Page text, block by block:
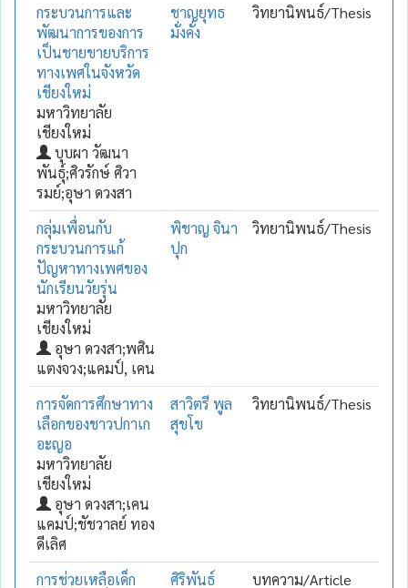
กระบวนการและ
พัฒนาการของการ
เป็นชายขายบริการ
ทางเพศในจังหวัด
เชียงใหม่
มหาวิทยาลัย
เชียงใหม่
บุบผา วัฒนา
พันธุ์;ศิวรักษ์ ศิวา
รมย์;อุษา ดวงสา
ชาญยุทธ
มั่งคั่ง
วิทยานิพนธ์/Thesis
กลุ่มเพื่อนกับ
กระบวนการแก้
ปัญหาทางเพศของ
นักเรียนวัยรุ่น
มหาวิทยาลัย
เชียงใหม่
อุษา ดวงสา;พศิน
แตงจวง;แคมป์, เคน
พิชาญ จินา
ปุก
วิทยานิพนธ์/Thesis
การจัดการศึกษาทาง
เลือกของชาวปกาเก
อะญอ
มหาวิทยาลัย
เชียงใหม่
อุษา ดวงสา;เคน
แคมป์;ชัชวาลย์ ทอง
ดีเลิศ
สาวิตรี พูล
สุขโข
วิทยานิพนธ์/Thesis
การช่วยเหลือเด็ก
ศิริพันธ์
บทความ/Article